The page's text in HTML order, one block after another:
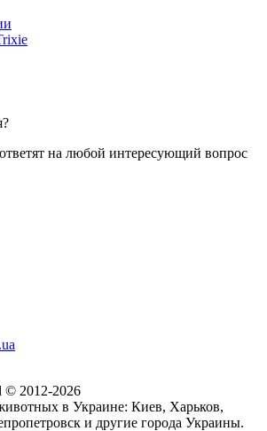
на любой интересующий вопрос
© 2012-2026
в Украине: Киев, Харьков,
и другие города Украины.